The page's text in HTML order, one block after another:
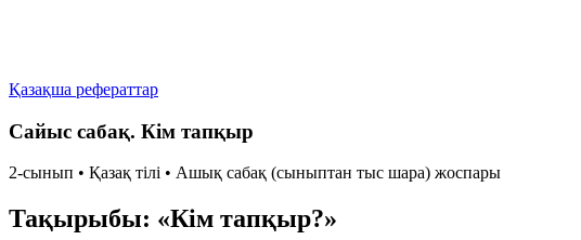
Қазақша рефераттар
Сайыс сабақ. Кім тапқыр
2-сынып • Қазақ тілі • Ашық сабақ (сыныптан тыс шара) жоспары
Тақырыбы: «Кім тапқыр?»